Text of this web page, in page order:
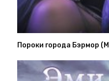
Пороки города Бэрмор